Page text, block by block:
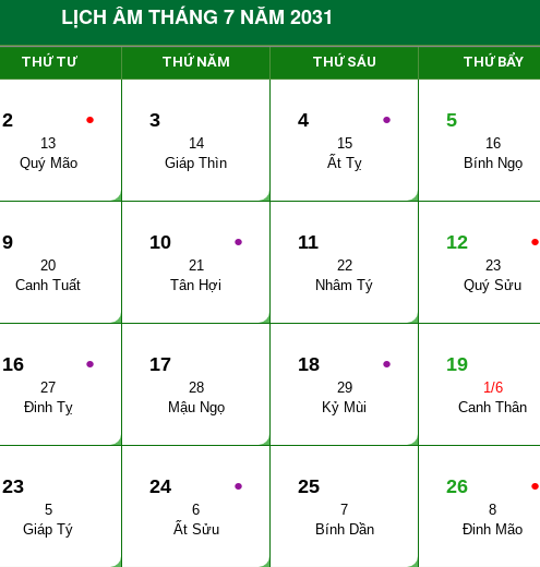
LỊCH ÂM THÁNG 7 NĂM 2031
THỨ TƯ THỨ NĂM THỨ SÁU THỨ BẨY
●
2
13
Quý Mão
3
14
Giáp Thìn
●
4
15
Ất Tỵ
5
16
Bính Ngọ
9
20
Canh Tuất
●
10
21
Tân Hợi
11
22
Nhâm Tý
●
12
23
Quý Sửu
●
16
27
Đinh Tỵ
17
28
Mậu Ngọ
●
18
29
Kỷ Mùi
19
1/6
Canh Thân
23
5
Giáp Tý
●
24
6
Ất Sửu
25
7
Bính Dần
●
26
8
Đinh Mão